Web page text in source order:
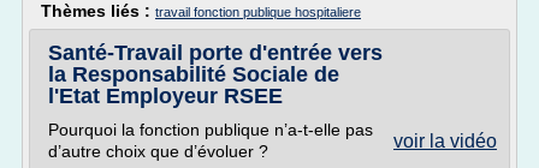
Thèmes liés : travail fonction publique hospitaliere
Santé-Travail porte d'entrée vers
la Responsabilité Sociale de
l'Etat Employeur RSEE
voir la vidéo
Pourquoi la fonction publique n’a-t-elle pas
d’autre choix que d’évoluer ?